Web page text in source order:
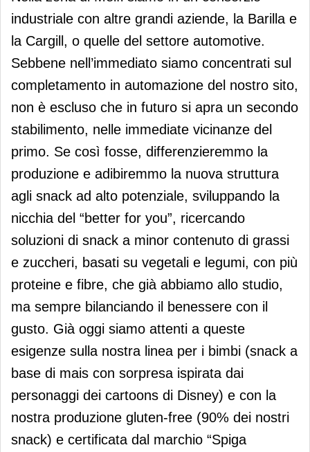
industriale con altre grandi aziende, la Barilla e
la Cargill, o quelle del settore automotive.
Sebbene nell’immediato siamo concentrati sul
completamento in automazione del nostro sito,
non è escluso che in futuro si apra un secondo
stabilimento, nelle immediate vicinanze del
primo. Se così fosse, differenzieremmo la
produzione e adibiremmo la nuova struttura
agli snack ad alto potenziale, sviluppando la
nicchia del “better for you”, ricercando
soluzioni di snack a minor contenuto di grassi
e zuccheri, basati su vegetali e legumi, con più
proteine e fibre, che già abbiamo allo studio,
ma sempre bilanciando il benessere con il
gusto. Già oggi siamo attenti a queste
esigenze sulla nostra linea per i bimbi (snack a
base di mais con sorpresa ispirata dai
personaggi dei cartoons di Disney) e con la
nostra produzione gluten-free (90% dei nostri
snack) e certificata dal marchio “Spiga